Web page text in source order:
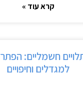
קרא עוד »
חשמליים:
למגדלים וחיפויים